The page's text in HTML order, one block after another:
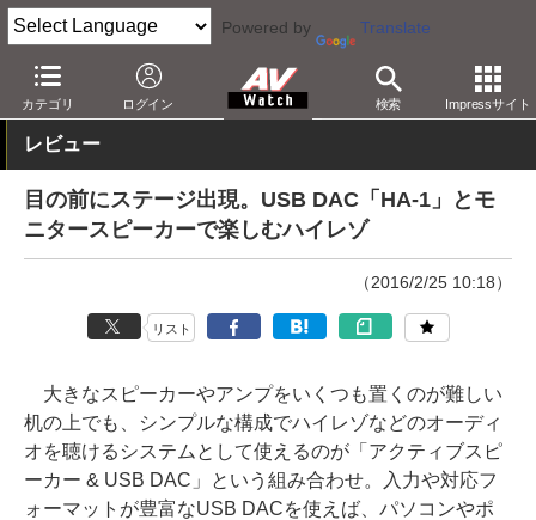
Powered by Translate
カテゴリ ログイン 検索 Impressサイト
AV Watch 製品 USB DAC OPPO
レビュー
目の前にステージ出現。USB DAC「HA-1」とモ
ニタースピーカーで楽しむハイレゾ
（2016/2/25 10:18）
リスト
大きなスピーカーやアンプをいくつも置くのが難しい
机の上でも、シンプルな構成でハイレゾなどのオーディ
オを聴けるシステムとして使えるのが「アクティブスピ
ーカー & USB DAC」という組み合わせ。入力や対応フ
ォーマットが豊富なUSB DACを使えば、パソコンやポ